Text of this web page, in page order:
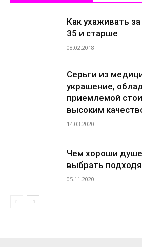
Как ухаживать
35 и старше
08.02.2018
Серьги из
украшение,
приемлемой
высоким
14.03.2020
Чем хороши
выбрать
05.11.2020